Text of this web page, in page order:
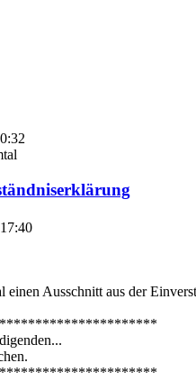
Ausschnitt aus der